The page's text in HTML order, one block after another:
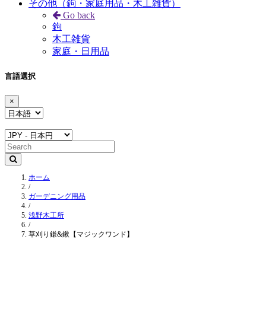
その他（鉤・家庭用品・木工雑貨）
Go back
鉤
木工雑貨
家庭・日用品
言語選択
×
ホーム
/
ガーデニング用品
/
浅野木工所
/
草刈り鎌&鍬【マジックワンド】